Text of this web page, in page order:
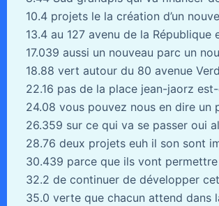
10.4 projets le la création d’un
13.4 au 127 avenu de la République
17.039 aussi un nouveau parc un
18.88 vert autour du 80 avenue
22.16 pas de la place jean-jaorz
24.08 vous pouvez nous en dire un
26.359 sur ce qui va se passer oui
28.76 deux projets euh il son sont
30.439 parce que ils vont
32.2 de continuer de développer
35.0 verte que chacun attend dans